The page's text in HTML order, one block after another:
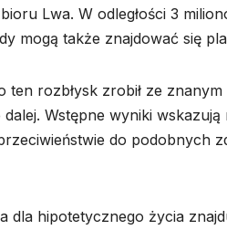
Lwa. W odległości 3
mogą także znajdować się
rozbłysk zrobił ze
Wstępne wyniki
do podobnych
dla hipotetycznego życia